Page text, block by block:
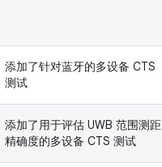
添加了针对蓝牙的多设备 CTS
测试
添加了用于评估 UWB 范围测距
精确度的多设备 CTS 测试